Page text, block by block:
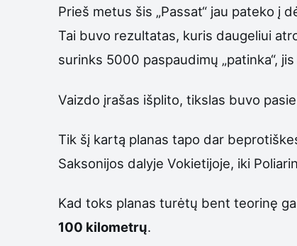
Prieš metus šis „Passat“ jau pateko į
Tai buvo rezultatas, kuris daugeliui
surinks 5000 paspaudimų „patinka“,
Vaizdo įrašas išplito, tikslas buvo
Tik šį kartą planas tapo dar
Saksonijos dalyje Vokietijoje, iki
Kad toks planas turėtų bent teorinę
100 kilometrų.